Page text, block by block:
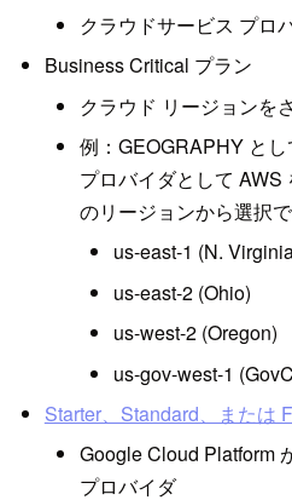
クラウドサービス プロ
Business Critical プラン
クラウド リージョンを
例：GEOGRAPHY と
プロバイダとして
のリージョンから選択
us-east-1 (N.
us-east-2 (Ohio)
us-west-2 (Oregon)
us-gov-west-1
Starter、Standard、または
Google Cloud Platform
プロバイダ